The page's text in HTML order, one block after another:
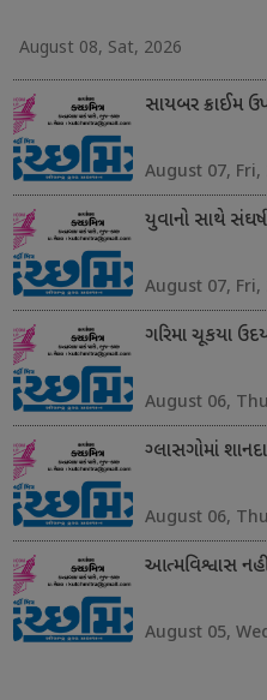
August 08, Sat, 2026
સાયબર ક્રાઈમ
August 07, Fri,
યુવાનો સાથે
August 07, Fri,
ગરિમા ચૂકયા
August 06,
ગ્લાસગોમાં
August 06,
આત્મવિશ્વાસ
August 05,